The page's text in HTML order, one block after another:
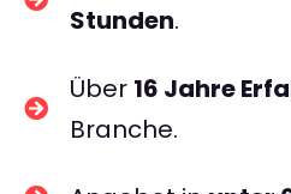
Stunden.
Über 16 Jahre
Branche.